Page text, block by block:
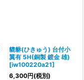
貔貅(ひきゅう) 台付小
翼有 5H(銅製 鍍金 雄)
[iw100220a21]
6,300円(税別)